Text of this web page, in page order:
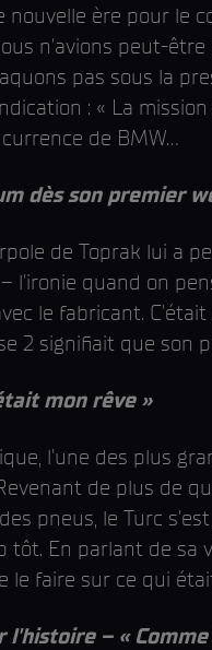
ère pour le
n'avions peut-
pas sous la
: « La
de BMW…
dès son premier
de Toprak lui a
l'ironie quand on
le fabricant.
2 signifiait que son
mon rêve »
l'une des plus
de plus de
pneus, le Turc
En parlant de sa
le faire sur ce qui
l'histoire – «